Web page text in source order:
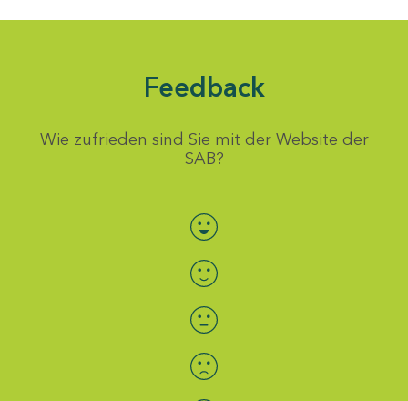
Feedback
Wie zufrieden sind Sie mit der Website der
SAB?
Bewertung auswählen